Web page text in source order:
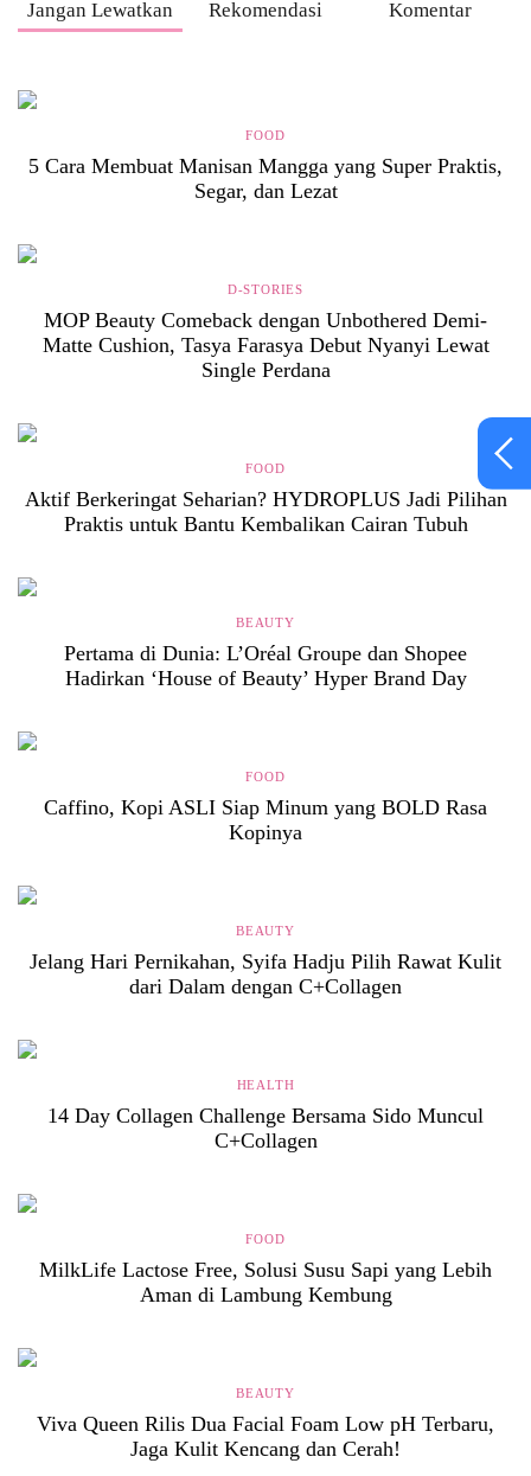
Jangan Lewatkan Rekomendasi Komentar
FOOD
5 Cara Membuat Manisan Mangga yang Super Praktis,
Segar, dan Lezat
D-STORIES
MOP Beauty Comeback dengan Unbothered Demi-
Matte Cushion, Tasya Farasya Debut Nyanyi Lewat
Single Perdana
FOOD
Aktif Berkeringat Seharian? HYDROPLUS Jadi Pilihan
Praktis untuk Bantu Kembalikan Cairan Tubuh
BEAUTY
Pertama di Dunia: L’Oréal Groupe dan Shopee
Hadirkan ‘House of Beauty’ Hyper Brand Day
FOOD
Caffino, Kopi ASLI Siap Minum yang BOLD Rasa
Kopinya
BEAUTY
Jelang Hari Pernikahan, Syifa Hadju Pilih Rawat Kulit
dari Dalam dengan C+Collagen
HEALTH
14 Day Collagen Challenge Bersama Sido Muncul
C+Collagen
FOOD
MilkLife Lactose Free, Solusi Susu Sapi yang Lebih
Aman di Lambung Kembung
BEAUTY
Viva Queen Rilis Dua Facial Foam Low pH Terbaru,
Jaga Kulit Kencang dan Cerah!